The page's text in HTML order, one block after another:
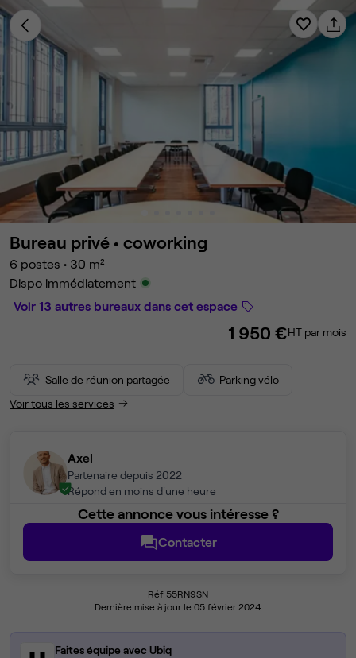
Bureau privé • coworking
6 postes • 30 m²
Dispo immédiatement
Voir 13 autres bureaux dans cet espace
1 950 €HT par mois
Salle de réunion partagée
Parking vélo
Voir tous les services
Axel
Partenaire depuis 2022
Répond en moins d'une heure
Cette annonce vous intéresse ?
Contacter
Réf 55RN9SN
Dernière mise à jour le 05 février 2024
Faites équipe avec Ubiq